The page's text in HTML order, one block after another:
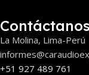
Contáctanos
La Molina, Lima-Perú
+51 927 489 761